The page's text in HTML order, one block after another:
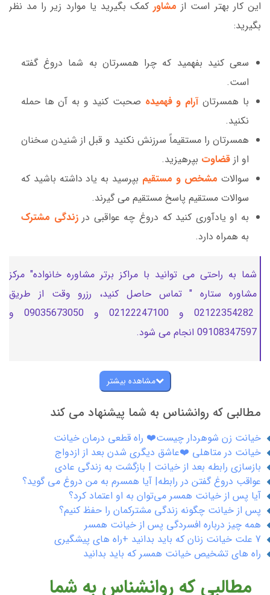
این کار بهتر است از مشاور کمک بگیرید یا موارد زیر را مد نظر
بگیرید:
سعی کنید بفهمید که چرا همسرتان به شما دروغ گفته
است.
با همسرتانآرام و فهمیده صحبت کنید و به آن ها حمله
نکنید.
همسرتان را مستقیماً سرزنش نکنید و قبل از شنیدن سخنان
او از قضاوت بپرهیزید.
سوالات مشخص و مستقیم بپرسید به یاد داشته باشید که
سوالات مستقیم پاسخ مستقیم می گیرند.
به او یادآوری کنید که دروغ چه عواقبی در زندگی مشترک
به همراه دارد.
شما به راحتی می توانید با مراکز برتر مشاوره خانواده" مرکز
مشاوره ستاره " تماس حاصل کنید، رزرو وقت از طریق
02122354282 و 02122247100 و 09035673050 و
09108347597 انجام می شود.
مشاهده بیشتر
مطالبی که روانشناس به شما پیشنهاد می کند
خیانت زن شوهردار چیست❤️ راه قطعی درمان خیانت
خیانت در متاهلی ❤️عاشق دیگری شدن بعد از ازدواج
بازسازی رابطه بعد از خیانت | بازگشت به زندگی عادی
عواقب دروغ گفتن در رابطه| آیا همسرم به من دروغ می گوید؟
آیا پس‌ از خیانت همسر می‌توان به او اعتماد کرد؟
پس از خیانت چگونه زندگی مشترکمان را حفظ کنیم؟
همه چیز درباره افسردگی پس از خیانت همسر
7 علت خیانت زنان که باید بدانید +راه های پیشگیری
راه های تشخیص خیانت همسر که باید بدانید
مطالبی که روانشناس به شما